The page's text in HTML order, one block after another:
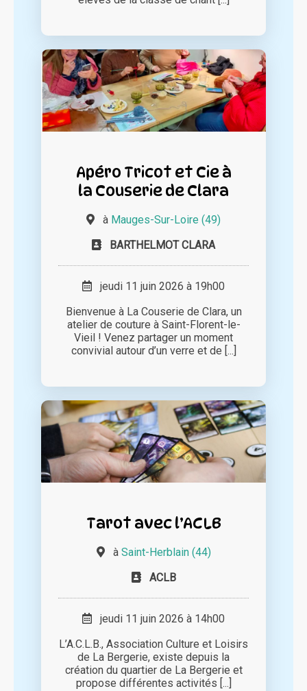
Apéro Tricot et Cie à
la Couserie de Clara
à Mauges-Sur-Loire (49)
BARTHELMOT CLARA
jeudi 11 juin 2026 à 19h00
Bienvenue à La Couserie de Clara, un
atelier de couture à Saint-Florent-le-
Vieil ! Venez partager un moment
convivial autour d’un verre et de [...]
Tarot avec l’ACLB
à Saint-Herblain (44)
ACLB
jeudi 11 juin 2026 à 14h00
L’A.C.L.B., Association Culture et Loisirs
de La Bergerie, existe depuis la
création du quartier de La Bergerie et
propose différentes activités [...]